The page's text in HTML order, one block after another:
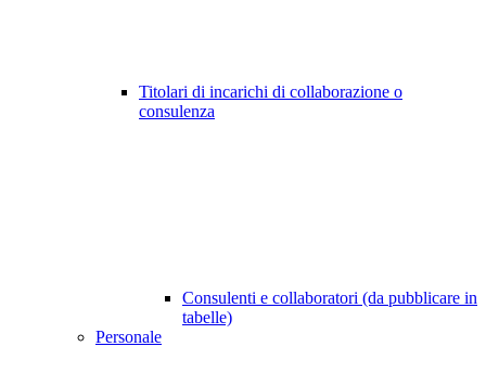
Titolari di incarichi di collaborazione o
consulenza
Consulenti e collaboratori (da pubblicare in
tabelle)
Personale